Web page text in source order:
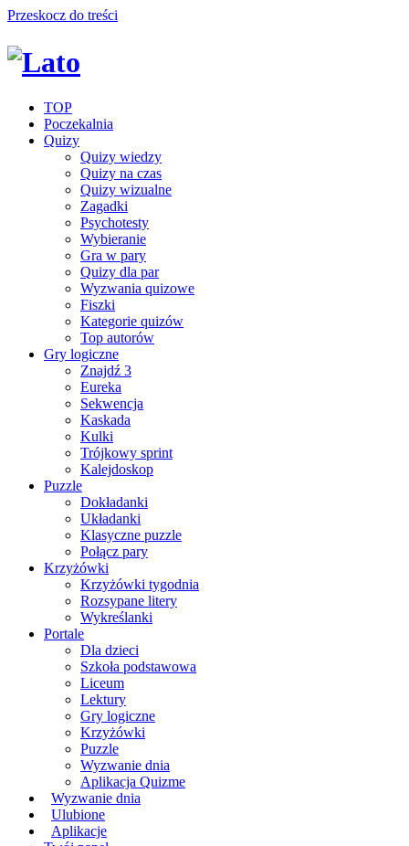
Przeskocz do treści
TOP
Poczekalnia
Quizy
Quizy wiedzy
Quizy na czas
Quizy wizualne
Zagadki
Psychotesty
Wybieranie
Gra w pary
Quizy dla par
Wyzwania quizowe
Fiszki
Kategorie quizów
Top autorów
Gry logiczne
Znajdź 3
Eureka
Sekwencja
Kaskada
Kulki
Trójkowy sprint
Kalejdoskop
Puzzle
Dokładanki
Układanki
Klasyczne puzzle
Połącz pary
Krzyżówki
Krzyżówki tygodnia
Rozsypane litery
Wykreślanki
Portale
Dla dzieci
Szkoła podstawowa
Liceum
Lektury
Gry logiczne
Krzyżówki
Puzzle
Wyzwanie dnia
Aplikacja Quizme
Wyzwanie dnia
Ulubione
Aplikacje